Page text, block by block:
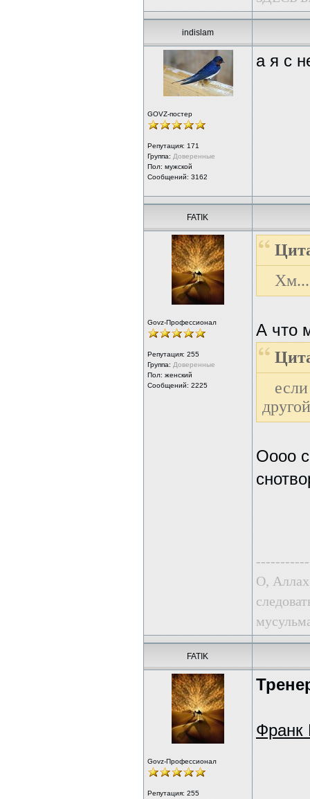
indislam
GOVZ-постер
Репутация: 171
Группа: Доверенные
Пол: мужской
Сообщений: 3162
а я с
FATIK
Govz-Профессионал
Репутация: 255
Группа: Доверенные
Пол: женский
Сообщений: 2225
Хм...
А что
Оооо
О,
FATIK
Govz-Профессионал
Репутация: 255
Франк